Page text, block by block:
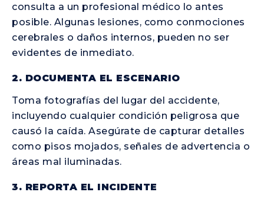
consulta a un profesional médico lo antes
posible. Algunas lesiones, como conmociones
cerebrales o daños internos, pueden no ser
evidentes de inmediato.
2. DOCUMENTA EL ESCENARIO
Toma fotografías del lugar del accidente,
incluyendo cualquier condición peligrosa que
causó la caída. Asegúrate de capturar detalles
como pisos mojados, señales de advertencia o
áreas mal iluminadas.
3. REPORTA EL INCIDENTE